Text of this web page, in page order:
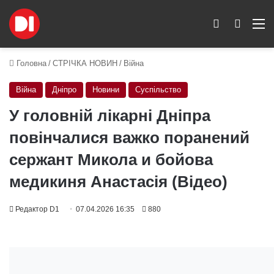
Пошук
Switch skin
Головна / СТРІЧКА НОВИН / Війна
Війна Дніпро Новини Суспільство
У головній лікарні Дніпра
повінчалися важко поранений
сержант Микола и бойова
медикиня Анастасія (Відео)
Редактор D1 07.04.2026 16:35 880